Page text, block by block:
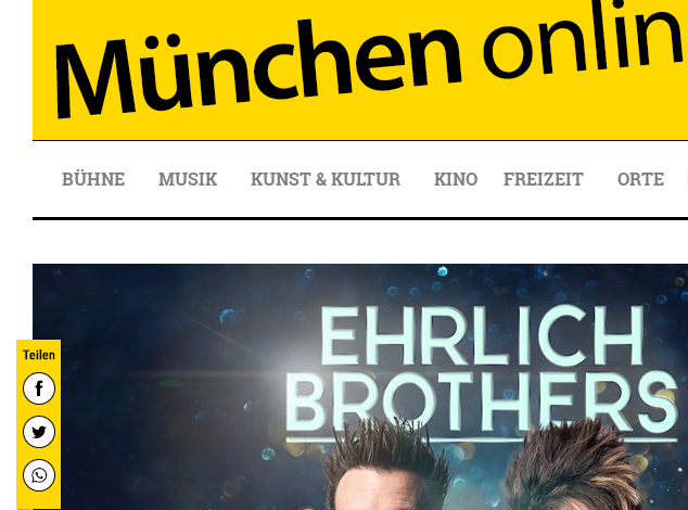
BÜHNE MUSIK KUNST & KULTUR KINO FREIZEIT ORTE